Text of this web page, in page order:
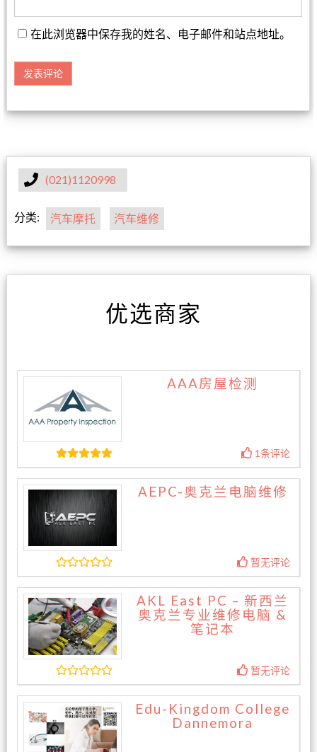
在此浏览器中保存我的姓名、电子邮件和站点地址。
(021)1120998
分类: 汽车摩托 汽车维修
优选商家
AAA房屋检测
1条评论
AEPC-奥克兰电脑维修
暂无评论
AKL East PC – 新西兰
奥克兰专业维修电脑 &
笔记本
暂无评论
Edu-Kingdom College
Dannemora